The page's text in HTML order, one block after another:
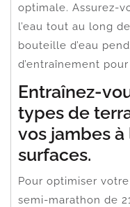
optimale. Assurez-
l’eau tout au long
bouteille d’eau
d’entraînement
Entraînez-
types de
vos jambes
surfaces.
Pour optimiser
semi-marathon de